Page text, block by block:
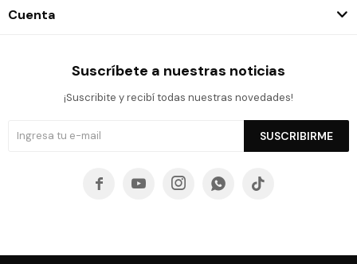
Cuenta
Suscríbete a nuestras noticias
¡Suscribite y recibí todas nuestras novedades!
SUSCRIBIRME
    